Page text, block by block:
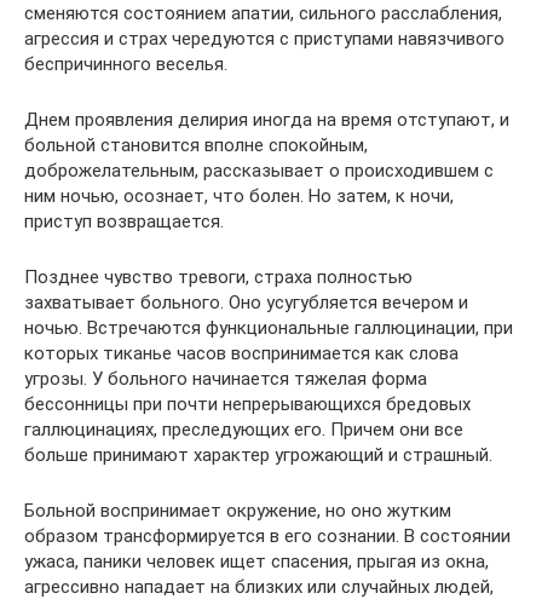
сменяются состоянием апатии, сильного расслабления,
агрессия и страх чередуются с приступами навязчивого
беспричинного веселья.
Днем проявления делирия иногда на время отступают, и
больной становится вполне спокойным,
доброжелательным, рассказывает о происходившем с
ним ночью, осознает, что болен. Но затем, к ночи,
приступ возвращается.
Позднее чувство тревоги, страха полностью
захватывает больного. Оно усугубляется вечером и
ночью. Встречаются функциональные галлюцинации, при
которых тиканье часов воспринимается как слова
угрозы. У больного начинается тяжелая форма
бессонницы при почти непрерывающихся бредовых
галлюцинациях, преследующих его. Причем они все
больше принимают характер угрожающий и страшный.
Больной воспринимает окружение, но оно жутким
образом трансформируется в его сознании. В состоянии
ужаса, паники человек ищет спасения, прыгая из окна,
агрессивно нападает на близких или случайных людей,